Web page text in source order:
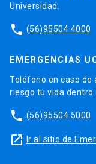
Universidad.
phone (56)95504 4000
EMERGENCIAS
Teléfono en caso de
riesgo tu vida dentro
phone (56)95504 5000
launch Ir al sitio de